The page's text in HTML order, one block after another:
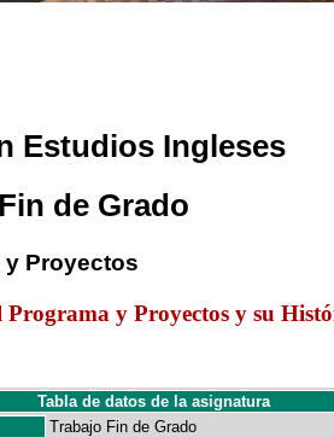
Estudios Ingleses
de Grado
y Proyectos
Programa y Proyectos y su
Tabla de datos de la asignatura
Trabajo Fin de Grado